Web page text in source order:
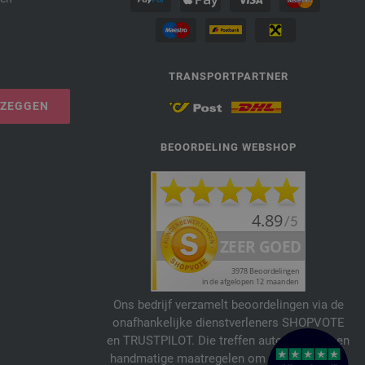
TRANSPORTPARTNER
BEOORDELING WEBSHOP
Ons bedrijf verzamelt beoordelingen via de
onafhankelijke dienstverleners SHOPVOTE
en TRUSTPILOT. Die treffen automatische en
handmatige maatregelen om beoordelingen